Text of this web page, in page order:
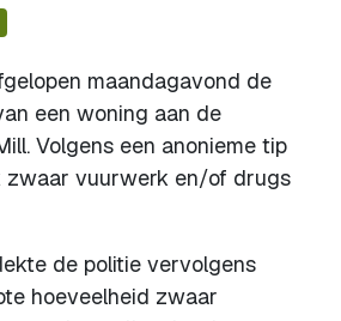
maandagavond de
een woning aan de
Volgens een anonieme tip
zwaar vuurwerk en/of drugs
de politie vervolgens
hoeveelheid zwaar